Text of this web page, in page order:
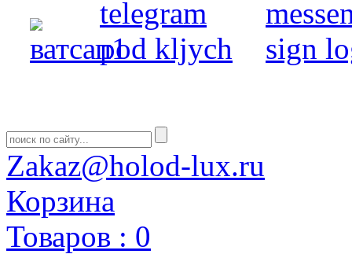
Zakaz@holod-lux.ru
Корзина
Товаров : 0